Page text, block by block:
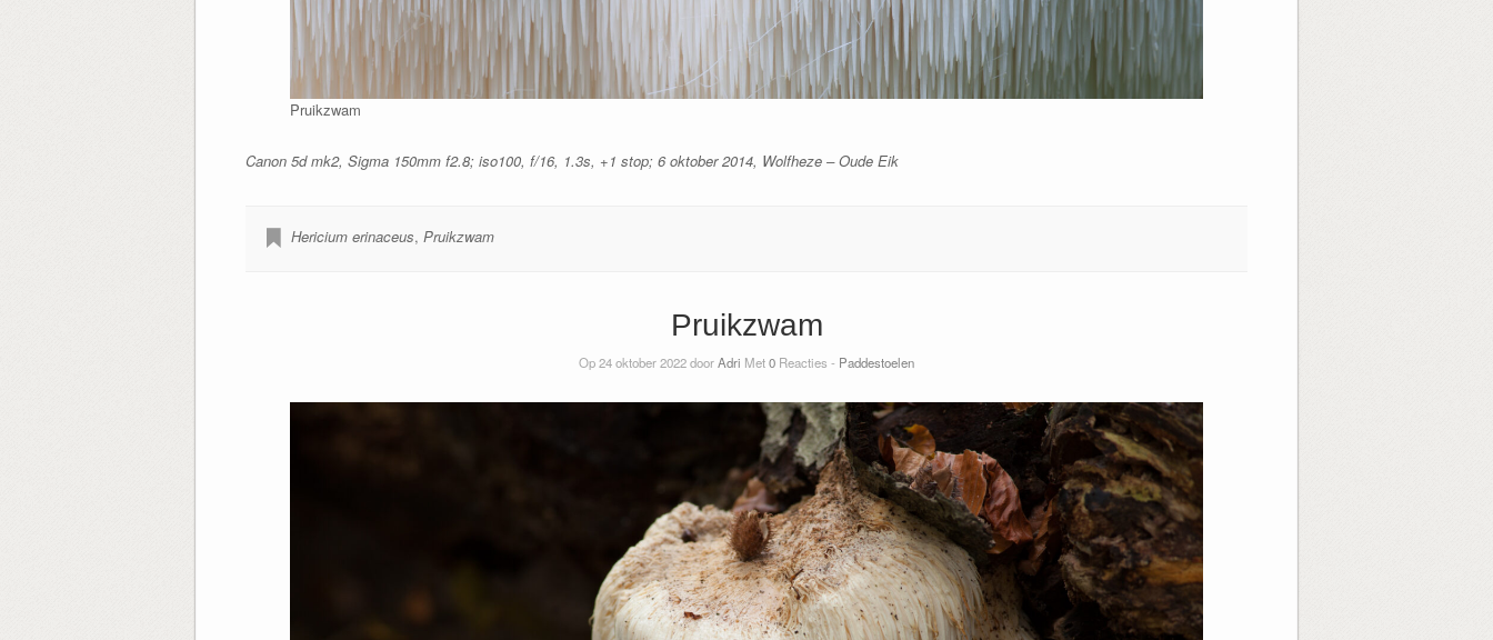
Pruikzwam
Canon 5d mk2, Sigma 150mm f2.8; iso100, f/16, 1.3s, +1 stop; 6 oktober 2014, Wolfheze – Oude Eik
Hericium erinaceus, Pruikzwam
Pruikzwam
Op 24 oktober 2022 doorAdri Met0 Reacties - Paddestoelen